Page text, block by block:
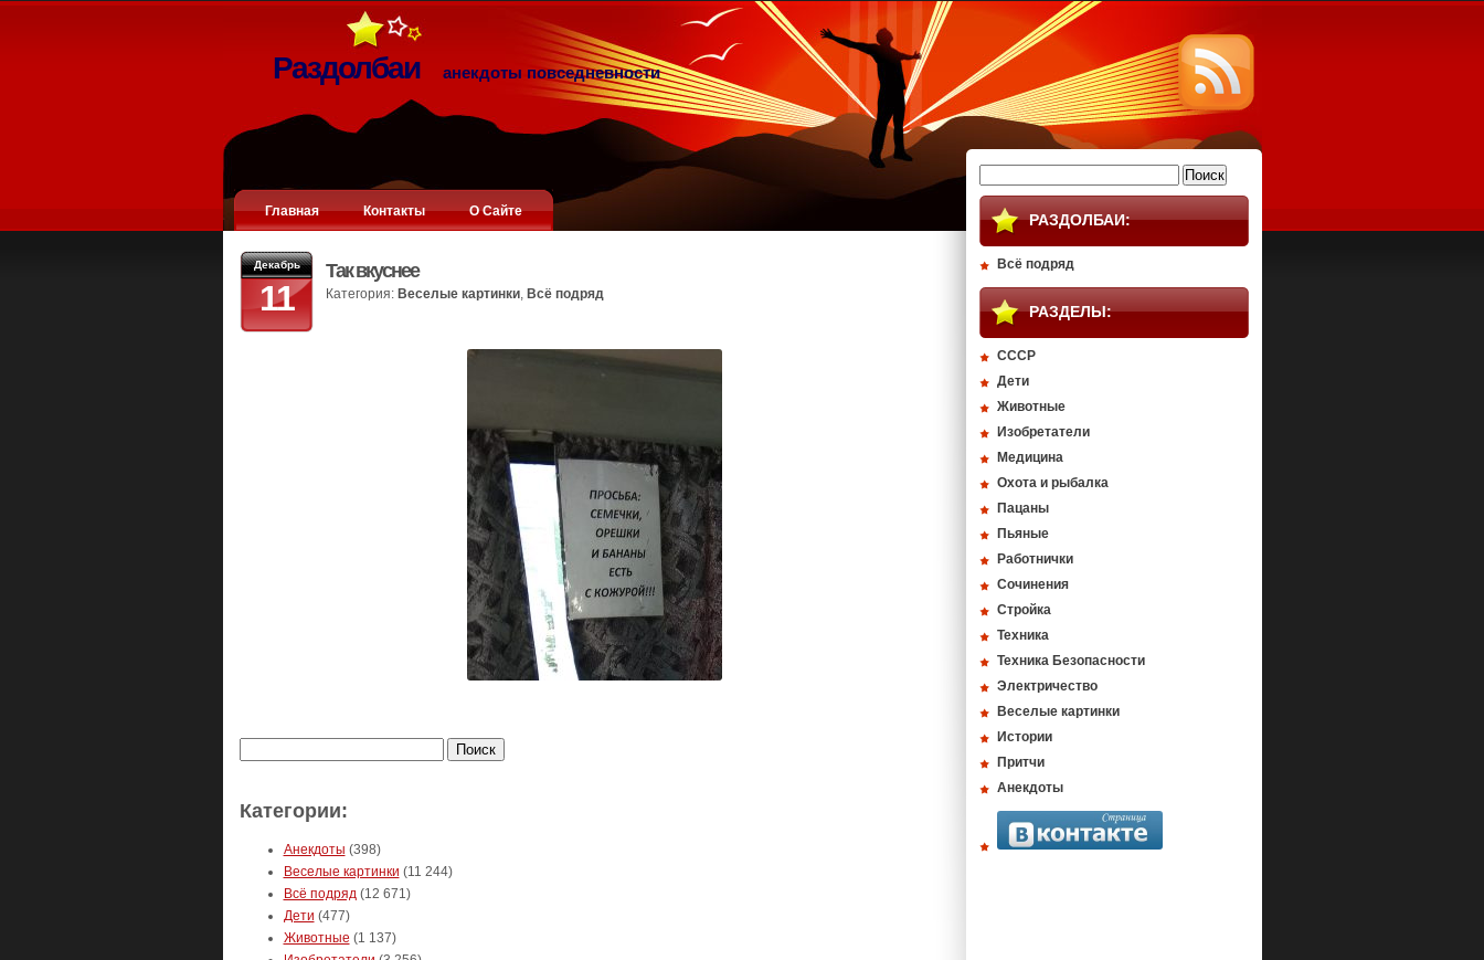
Раздолбаи анекдоты повседневности
Главная Контакты О Сайте
Декабрь
11
Так вкуснее
Категория: Веселые картинки, Всё подряд
Категории:
Анекдоты (398)
Веселые картинки (11 244)
Всё подряд(12 671)
Дети (477)
Животные (1 137)
РАЗДОЛБАИ:
Всё подряд
РАЗДЕЛЫ:
СССР
Дети
Животные
Изобретатели
Медицина
Охота и рыбалка
Пацаны
Пьяные
Работнички
Сочинения
Стройка
Техника
Техника Безопасности
Электричество
Веселые картинки
Истории
Притчи
Анекдоты